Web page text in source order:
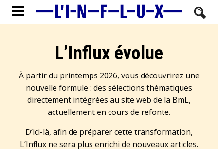
L’Influx évolue
À partir du printemps 2026, vous découvrirez une
nouvelle formule : des sélections thématiques
directement intégrées au site web de la BmL,
actuellement en cours de refonte.
D’ici-là, afin de préparer cette transformation,
L’Influx ne sera plus enrichi de nouveaux articles.